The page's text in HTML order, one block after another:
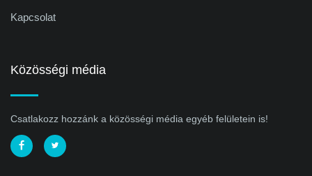
Kapcsolat
Közösségi média
Csatlakozz hozzánk a közösségi média egyéb felületein is!